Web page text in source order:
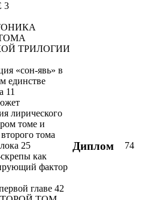
3
ТРИЛОГИИ
«сон-явь» в
единстве
11
лирического
томе и
тома
25
как
фактор
главе 42
Диплом 74